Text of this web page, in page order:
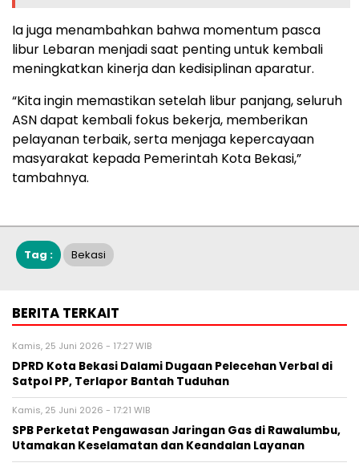
Ia juga menambahkan bahwa momentum pasca
libur Lebaran menjadi saat penting untuk kembali
meningkatkan kinerja dan kedisiplinan aparatur.
“Kita ingin memastikan setelah libur panjang, seluruh
ASN dapat kembali fokus bekerja, memberikan
pelayanan terbaik, serta menjaga kepercayaan
masyarakat kepada Pemerintah Kota Bekasi,”
tambahnya.
Tag : Bekasi
BERITA TERKAIT
Kamis, 25 Juni 2026 - 17:27 WIB
DPRD Kota Bekasi Dalami Dugaan Pelecehan Verbal di
Satpol PP, Terlapor Bantah Tuduhan
Kamis, 25 Juni 2026 - 17:21 WIB
SPB Perketat Pengawasan Jaringan Gas di Rawalumbu,
Utamakan Keselamatan dan Keandalan Layanan